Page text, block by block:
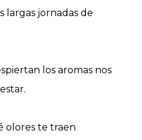
largas jornadas de
los aromas nos
olores te traen